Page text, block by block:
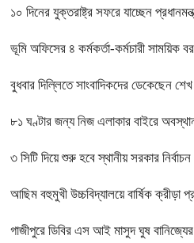
১০ দিনের যুক্তরাষ্ট্র সফরে যাচ্ছেন
ভূমি অফিসের ৪ কর্মকর্তা-কর্মচারী সাময়িক
বুধবার দিল্লিতে সাংবাদিকদের ডেকেছেন শেখ
৮১ ঘণ্টার জন্য নিজ এলাকার বাইরে
৩ সিটি দিয়ে শুরু হবে স্থানীয় সরকার নির্বাচন
আছিম বহুমুখী উচ্চবিদ্যালয়ে বার্ষিক ক্রীড়া
গাজীপুরে ডিবির এস আই মাসুদ ঘুষ বানিজ্যের